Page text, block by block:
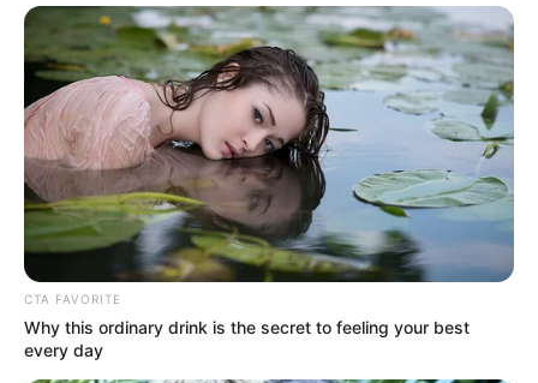
CTA FAVORITE
Why this ordinary drink is the secret to feeling your best
every day